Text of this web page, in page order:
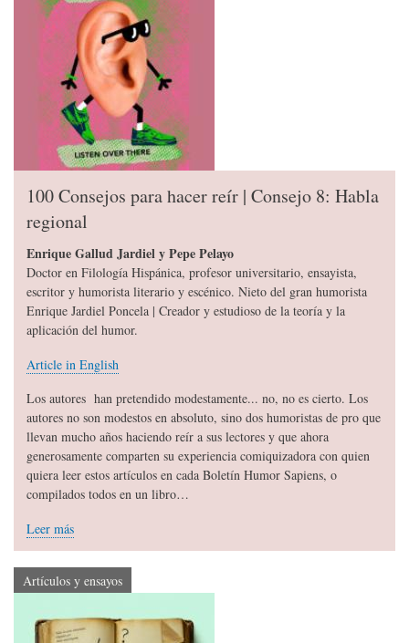
100 Consejos para hacer reír | Consejo 8: Habla
regional
Enrique Gallud Jardiel y Pepe Pelayo
Doctor en Filología Hispánica, profesor universitario, ensayista,
escritor y humorista literario y escénico. Nieto del gran humorista
Enrique Jardiel Poncela | Creador y estudioso de la teoría y la
aplicación del humor.
Article in English
Los autores han pretendido modestamente... no, no es cierto. Los
autores no son modestos en absoluto, sino dos humoristas de pro que
llevan mucho años haciendo reír a sus lectores y que ahora
generosamente comparten su experiencia comiquizadora con quien
quiera leer estos artículos en cada Boletín Humor Sapiens, o
compilados todos en un libro…
Leer más
Artículos y ensayos